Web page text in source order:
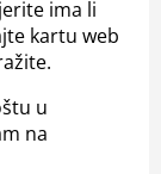
ima li
kartu web
u
na